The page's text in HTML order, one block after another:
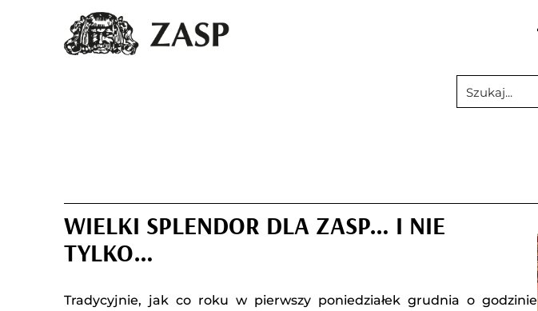
WIELKI SPLENDOR DLA ZASP… I NIE
TYLKO…
Tradycyjnie, jak co roku w pierwszy poniedziałek grudnia o godzinie